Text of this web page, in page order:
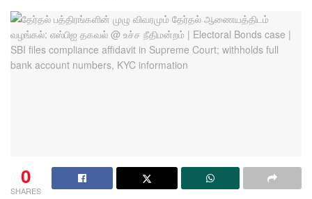
0
SHARES